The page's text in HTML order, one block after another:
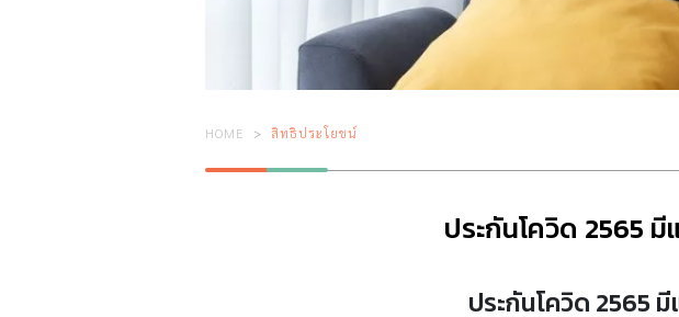
HOME สิทธิประโยชน์
ประกันโควิด 2565
ประกันโควิด 2565